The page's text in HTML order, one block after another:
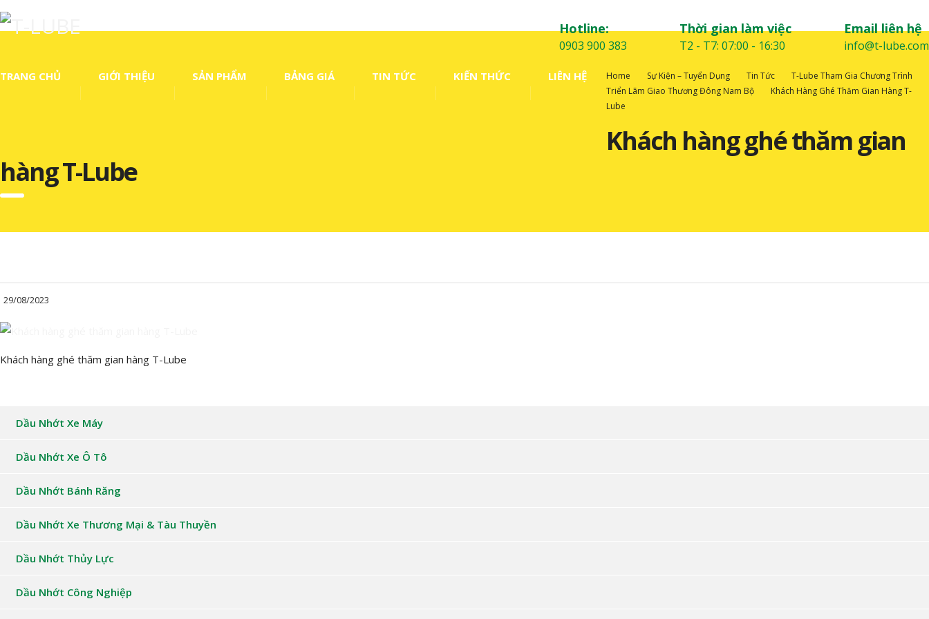
Email liên hệ
info@t-lube.com
Thời gian làm việc
T2 - T7: 07:00 - 16:30
Hotline:
0903 900 383
TRANG CHỦ GIỚI THIỆU SẢN PHẨM BẢNG GIÁ TIN TỨC KIẾN THỨC LIÊN HỆ Home Sự Kiện – Tuyển Dụng Tin Tức
T-Lube Tham Gia Chương Trình
Triển Lãm Giao Thương Đông Nam Bộ
Khách Hàng Ghé Thăm Gian Hàng T-
Lube
Khách hàng ghé thăm gian
hàng T-Lube
29/08/2023
Khách hàng ghé thăm gian hàng T-Lube
Dầu Nhớt Xe Máy
Dầu Nhớt Xe Ô Tô
Dầu Nhớt Bánh Răng
Dầu Nhớt Xe Thương Mại & Tàu Thuyền
Dầu Nhớt Thủy Lực
Dầu Nhớt Công Nghiệp